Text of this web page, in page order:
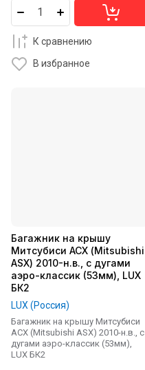
К сравнению
В избранное
Багажник на крышу
Митсубиси АСХ (Mitsubishi
ASX) 2010-н.в., с дугами
аэро-классик (53мм), LUX
БК2
LUX (Россия)
Багажник на крышу Митсубиси
АСХ (Mitsubishi ASX) 2010-н.в., с
дугами аэро-классик (53мм),
LUX БК2